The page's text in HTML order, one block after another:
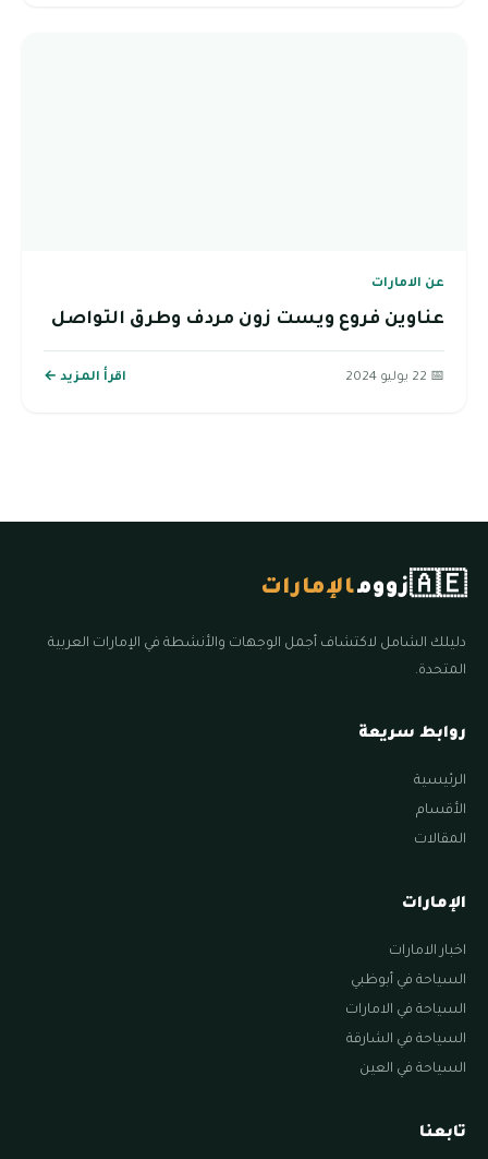
عن الامارات
عناوين فروع ويست زون مردف وطرق التواصل
📅 22 يوليو 2024 اقرأ المزيد ←
🇦🇪زوومالإمارات
دليلك الشامل لاكتشاف أجمل الوجهات والأنشطة في الإمارات العربية
المتحدة.
روابط سريعة
الرئيسية
الأقسام
المقالات
الإمارات
اخبار الامارات
السياحة في أبوظبي
السياحة في الامارات
السياحة في الشارقة
السياحة في العين
تابعنا